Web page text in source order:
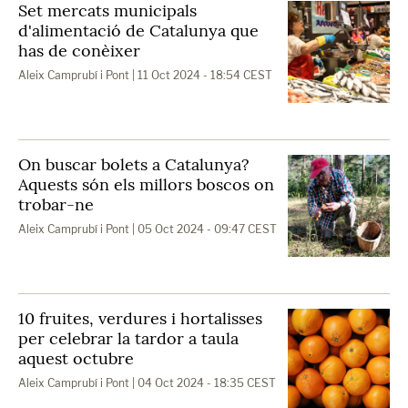
Set mercats municipals
d'alimentació de Catalunya que
has de conèixer
Aleix Camprubí i Pont | 11 Oct 2024 - 18:54 CEST
On buscar bolets a Catalunya?
Aquests són els millors boscos on
trobar-ne
Aleix Camprubí i Pont | 05 Oct 2024 - 09:47 CEST
10 fruites, verdures i hortalisses
per celebrar la tardor a taula
aquest octubre
Aleix Camprubí i Pont | 04 Oct 2024 - 18:35 CEST